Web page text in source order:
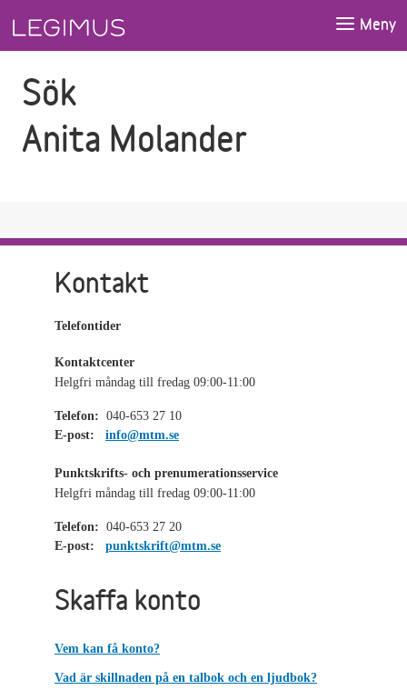
Meny
Sök
Anita Molander
Kontakt
Telefontider
Kontaktcenter
Helgfri måndag till fredag 09:00-11:00
Telefon: 040-653 27 10
E-post:
info@mtm.se
Punktskrifts- och prenumerationsservice
Helgfri måndag till fredag 09:00-11:00
Telefon: 040-653 27 20
E-post:
punktskrift@mtm.se
Skaffa konto
Vem kan få konto?
Vad är skillnaden på en talbok och en ljudbok?